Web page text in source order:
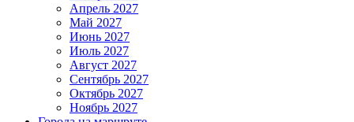
Апрель 2027
Май 2027
Июнь 2027
Июль 2027
Август 2027
Сентябрь 2027
Октябрь 2027
Ноябрь 2027